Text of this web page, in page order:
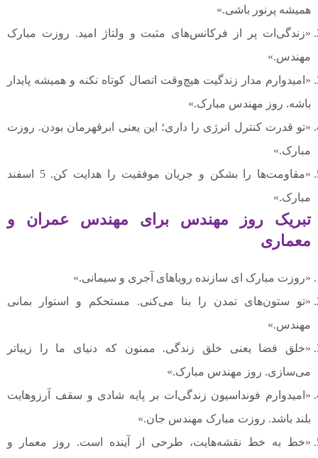
همیشه پرنور باشی.»
«زندگی‌ات پر از فرکانس‌های مثبت و ولتاژ امید. روزت مبارک
مهندس.»
«امیدوارم مدار زندگیت هیچ‌وقت اتصال کوتاه نکنه و همیشه پایدار
باشه. روز مهندس مبارک.»
«تو قدرت کنترل انرژی را داری؛ این یعنی ابرقهرمان بودن. روزت
مبارک.»
«مقاومت‌ها را بشکن و جریان موفقیت را هدایت کن. 5 اسفند
مبارک.»
تبریک روز مهندس برای مهندس عمران و
معماری
«روزت مبارک ای سازنده رویاهای آجری و سیمانی.»
«تو ستون‌های تمدن را بنا می‌کنی. مستحکم و استوار بمانی
مهندس.»
«خلق فضا یعنی خلق زندگی. ممنون که دنیای ما را زیباتر
می‌سازی. روز مهندس مبارک.»
«امیدوارم فونداسیون زندگی‌ات بر پایه شادی و سقف آرزوهایت
بلند باشد. روزت مبارک مهندس جان.»
«خط به خط نقشه‌هایت، طرحی از آینده است. روز معمار و